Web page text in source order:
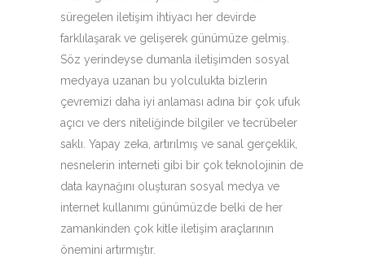
süregelen iletişim ihtiyacı her devirde
farklılaşarak ve gelişerek günümüze gelmiş.
Söz yerindeyse dumanla iletişimden sosyal
medyaya uzanan bu yolculukta bizlerin
çevremizi daha iyi anlaması adına bir çok ufuk
açıcı ve ders niteliğinde bilgiler ve tecrübeler
saklı. Yapay zeka, artırılmış ve sanal gerçeklik,
nesnelerin interneti gibi bir çok teknolojinin de
data kaynağını oluşturan sosyal medya ve
internet kullanımı günümüzde belki de her
zamankinden çok kitle iletişim araçlarının
önemini artırmıştır.